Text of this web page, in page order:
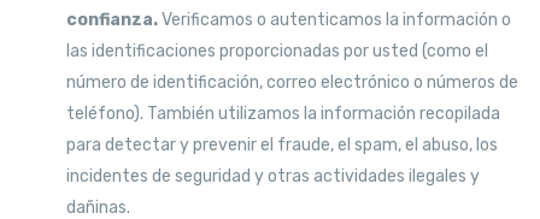
confianza.Verificamos o autenticamos la información o
las identificaciones proporcionadas por usted (como el
número de identificación, correo electrónico o números de
teléfono). También utilizamos la información recopilada
para detectar y prevenir el fraude, el spam, el abuso, los
incidentes de seguridad y otras actividades ilegales y
dañinas.